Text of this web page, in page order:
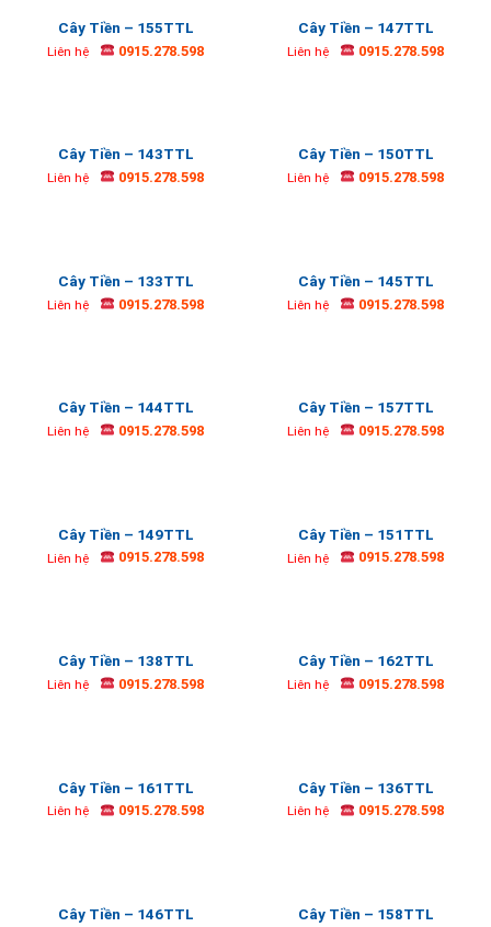
Cây Tiền – 155TTL
Liên hệ 0915.278.598
Cây Tiền – 147TTL
Liên hệ 0915.278.598
Cây Tiền – 143TTL
Liên hệ 0915.278.598
Cây Tiền – 150TTL
Liên hệ 0915.278.598
Cây Tiền – 133TTL
Liên hệ 0915.278.598
Cây Tiền – 145TTL
Liên hệ 0915.278.598
Cây Tiền – 144TTL
Liên hệ 0915.278.598
Cây Tiền – 157TTL
Liên hệ 0915.278.598
Cây Tiền – 149TTL
Liên hệ 0915.278.598
Cây Tiền – 151TTL
Liên hệ 0915.278.598
Cây Tiền – 138TTL
Liên hệ 0915.278.598
Cây Tiền – 162TTL
Liên hệ 0915.278.598
Cây Tiền – 161TTL
Liên hệ 0915.278.598
Cây Tiền – 136TTL
Liên hệ 0915.278.598
Cây Tiền – 146TTL Cây Tiền – 158TTL